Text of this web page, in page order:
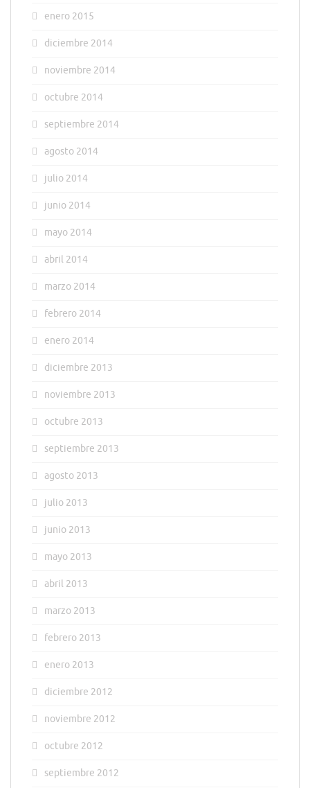
enero 2015
diciembre 2014
noviembre 2014
octubre 2014
septiembre 2014
agosto 2014
julio 2014
junio 2014
mayo 2014
abril 2014
marzo 2014
febrero 2014
enero 2014
diciembre 2013
noviembre 2013
octubre 2013
septiembre 2013
agosto 2013
julio 2013
junio 2013
mayo 2013
abril 2013
marzo 2013
febrero 2013
enero 2013
diciembre 2012
noviembre 2012
octubre 2012
septiembre 2012